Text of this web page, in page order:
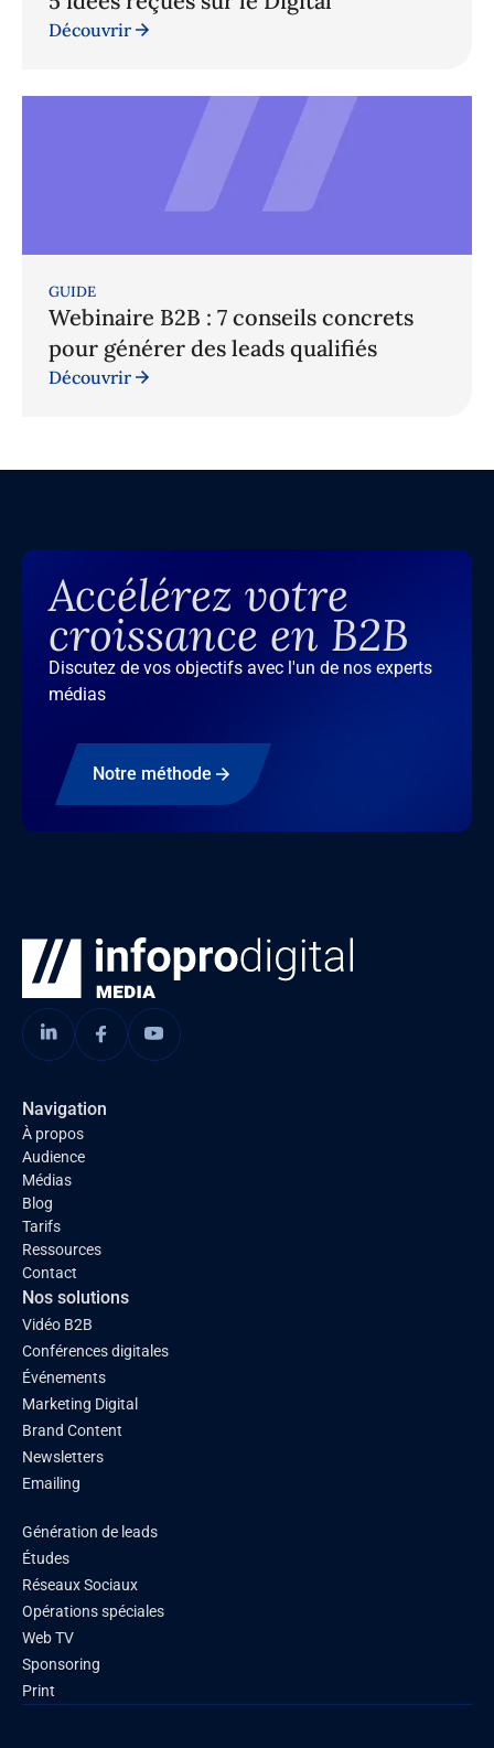
Découvrir
GUIDE
Webinaire B2B : 7 conseils concrets
pour générer des leads qualifiés
Découvrir
Accélérez votre
croissance en B2B
Discutez de vos objectifs avec l'un de nos experts
médias
Notre méthode
Navigation
À propos
Audience
Médias
Blog
Tarifs
Ressources
Contact
Nos solutions
Vidéo B2B
Conférences digitales
Événements
Marketing Digital
Brand Content
Newsletters
Emailing
Génération de leads
Études
Réseaux Sociaux
Opérations spéciales
Web TV
Sponsoring
Print